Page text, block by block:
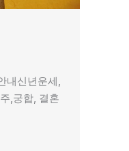
내신년운세,
,궁합, 결혼